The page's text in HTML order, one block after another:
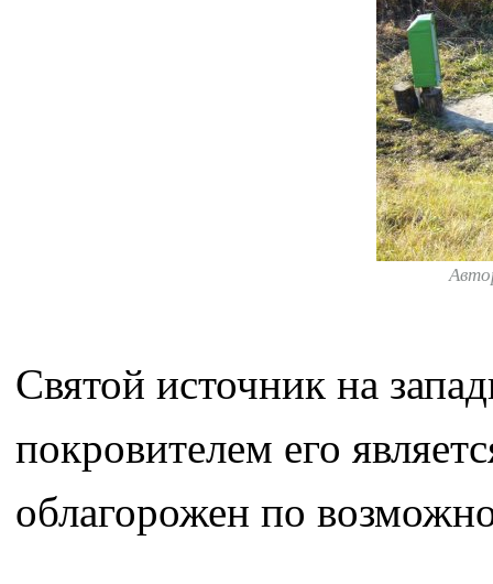
Святой источник на
покровителем его
облагорожен по